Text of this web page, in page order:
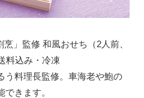
」監修 和風おせち（2人前、
料込み・冷凍
う料理長監修。車海老や鮑の
きます。